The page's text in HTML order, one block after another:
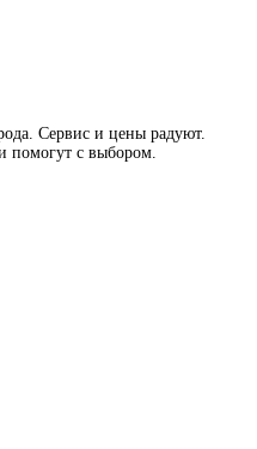
Сервис и цены радуют.
помогут с выбором.